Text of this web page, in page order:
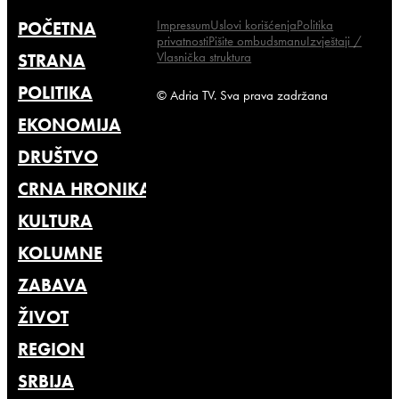
POČETNA
STRANA
POLITIKA
EKONOMIJA
DRUŠTVO
CRNA HRONIKA
KULTURA
KOLUMNE
ZABAVA
ŽIVOT
REGION
SRBIJA
ImpressumUslovi korišćenjaPolitika
privatnostiPišite ombudsmanuIzvještaji /
Vlasnička struktura
© Adria TV. Sva prava zadržana